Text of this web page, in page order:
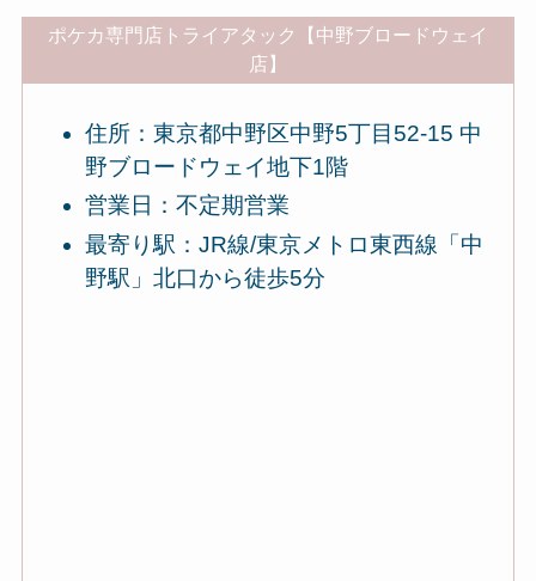
ポケカ専門店トライアタック【中野ブロードウェイ
店】
住所：東京都中野区中野5丁目52-15 中
野ブロードウェイ地下1階
営業日：不定期営業
最寄り駅：JR線/東京メトロ東西線「中
野駅」北口から徒歩5分